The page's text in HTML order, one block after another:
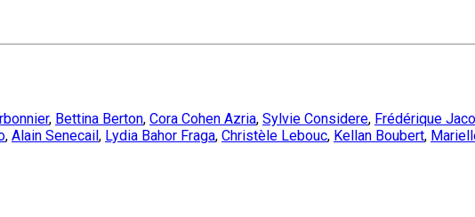
, Bettina Berton, Cora Cohen Azria, Sylvie Considere, Frédérique
, Alain Senecail , Lydia Bahor Fraga, Christèle Lebouc, Kellan Boubert,